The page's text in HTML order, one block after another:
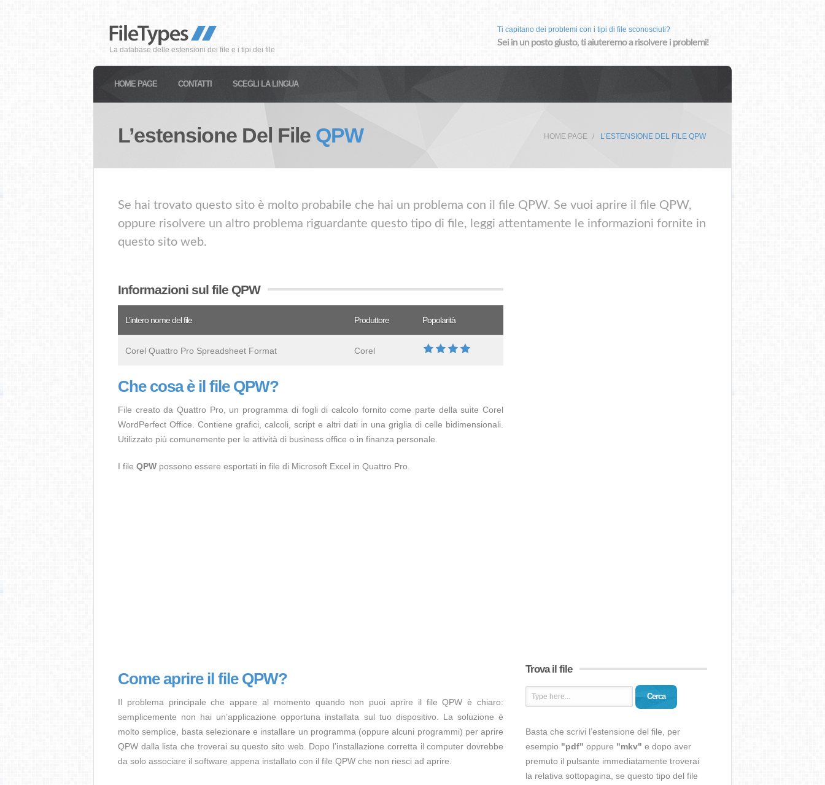
La database delle estensioni dei file e i tipi dei file
Ti capitano dei problemi con i tipi di file sconosciuti?
Sei in un posto giusto, ti aiuteremo a risolvere i problemi!
HOME PAGE CONTATTI SCEGLI LA LINGUA
L’estensione Del File QPW HOME PAGE L’ESTENSIONE DEL FILE QPW
Se hai trovato questo sito è molto probabile che hai un problema con il file QPW. Se vuoi aprire il file QPW,
oppure risolvere un altro problema riguardante questo tipo di file, leggi attentamente le informazioni fornite in
questo sito web.
Informazioni sul file QPW
L’intero nome del file Produttore Popolarità
Corel Quattro Pro Spreadsheet Format Corel
Che cosa è il file QPW?
File creato da Quattro Pro, un programma di fogli di calcolo fornito come parte della suite Corel
WordPerfect Office. Contiene grafici, calcoli, script e altri dati in una griglia di celle bidimensionali.
Utilizzato più comunemente per le attività di business office o in finanza personale.
I file QPW possono essere esportati in file di Microsoft Excel in Quattro Pro.
Come aprire il file QPW?
Il problema principale che appare al momento quando non puoi aprire il file QPW è chiaro:
semplicemente non hai un’applicazione opportuna installata sul tuo dispositivo. La soluzione è
molto semplice, basta selezionare e installare un programma (oppure alcuni programmi) per aprire
QPW dalla lista che troverai su questo sito web. Dopo l’installazione corretta il computer dovrebbe
da solo associare il software appena installato con il file QPW che non riesci ad aprire.
Trova il file
Cerca
Basta che scrivi l’estensione del file, per
esempio "pdf" oppure "mkv" e dopo aver
premuto il pulsante immediatamente troverai
la relativa sottopagina, se questo tipo del file